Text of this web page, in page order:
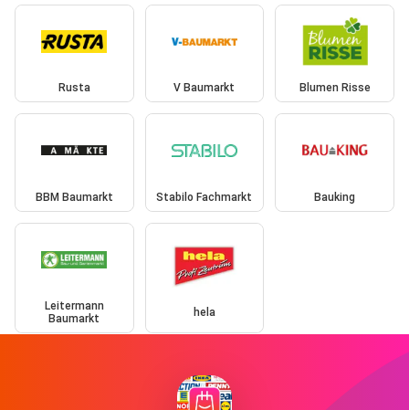
Rusta V Baumarkt Blumen Risse
BBM Baumarkt Stabilo Fachmarkt Bauking
Leitermann
Baumarkt
hela